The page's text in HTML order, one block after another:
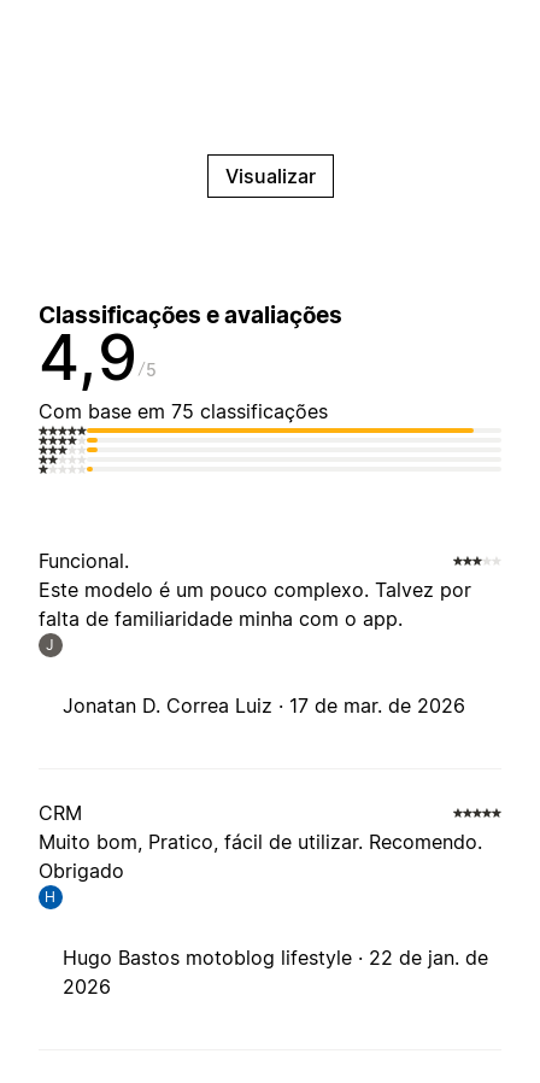
Visualizar
Classificações e avaliações
4,9 5
Com base em 75 classificações
Funcional.
Este modelo é um pouco complexo. Talvez por
falta de familiaridade minha com o app.
J
Jonatan D. Correa Luiz · 17 de mar. de 2026
CRM
Muito bom, Pratico, fácil de utilizar. Recomendo.
Obrigado
H
Hugo Bastos motoblog lifestyle · 22 de jan. de
2026